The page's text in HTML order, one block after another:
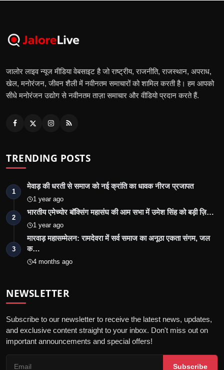
जालोर लाइव न्यूज मीडिया वेबसाइट है जो राष्ट्रीय, राजनीति, राजस्थान, अपराध,
खेल, मनोरंजन, जीवन शैली में नवीनतम समाचारों को शामिल करती है। हम आपको
सीधे मनोरंजन उद्योग से नवीनतम ताज़ा समाचार और वीडियो प्रदान करते हैं.
TRENDING POSTS
1
मेवाड़ की धरती से समाज को नई क्रांति का धावक नीरज प्रजापत
1 year ago
2
भारतीय एमेच्योर बॉक्सिंग महासंघ की आम सभा में उमेश सिंह को बड़ी ज़ि…
1 year ago
3
मारवाड़ महासम्मेलन: रामदेवरा में सर्व समाज का अनूठा एकता संगम, जल
क…
4 months ago
NEWSLETTER
Subscribe to our newsletter to receive the latest news, updates,
and exclusive content straight to your inbox. Don't miss out on
important announcements and special offers!
Subscribe